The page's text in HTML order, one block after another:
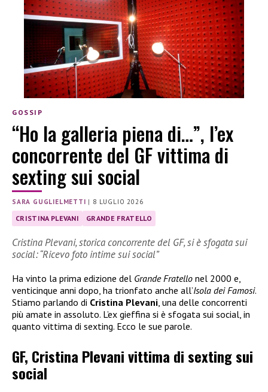
GOSSIP
“Ho la galleria piena di…”, l’ex
concorrente del GF vittima di
sexting sui social
SARA GUGLIELMETTI | 8 LUGLIO 2026
CRISTINA PLEVANI GRANDE FRATELLO
Cristina Plevani, storica concorrente del GF, si è sfogata sui
social: “Ricevo foto intime sui social”
Ha vinto la prima edizione del Grande Fratello nel 2000 e,
venticinque anni dopo, ha trionfato anche all’Isola dei Famosi.
Stiamo parlando di Cristina Plevani , una delle concorrenti
più amate in assoluto. L’ex gieffina si è sfogata sui social, in
quanto vittima di sexting. Ecco le sue parole.
GF, Cristina Plevani vittima di sexting sui
social